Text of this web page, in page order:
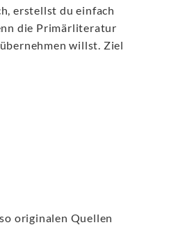
erstellst du einfach
die Primärliteratur
willst. Ziel
originalen Quellen